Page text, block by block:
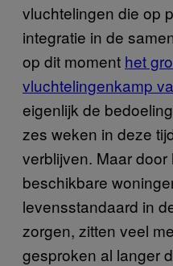
vluchtelingen die op
integratie in de
op dit moment het
vluchtelingenkamp
eigenlijk de
zes weken in deze
verblijven. Maar
beschikbare
levensstandaard in
zorgen, zitten veel
gesproken al langer